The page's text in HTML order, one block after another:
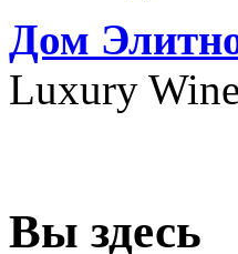
Дом
Luxury
Вы здесь